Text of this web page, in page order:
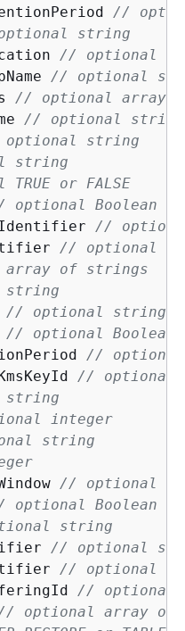
//
string
// optional
// optional
// optional array
// optional
string
string
TRUE or FALSE
optional Boolean
//
// optional
of strings
string
// optional string
// optional Boolean
//
// optional
string
integer
string
// optional
optional Boolean
string
// optional
// optional
// optional
optional array of